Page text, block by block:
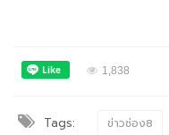
1,838
Tags: ข่าวช่อง8